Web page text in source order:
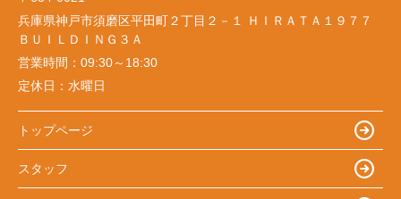
兵庫県神戸市須磨区平田町２丁目２－１ ＨＩＲＡＴＡ１９７７
ＢＵＩＬＤＩＮＧ３Ａ
営業時間： 09:30～18:30
定休日： 水曜日
トップページ
スタッフ